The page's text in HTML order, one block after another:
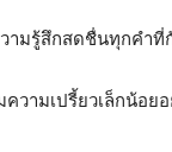
ามรู้สึกสดชื่นทุกคำที่
วามเปรี้ยวเล็กน้อยอ